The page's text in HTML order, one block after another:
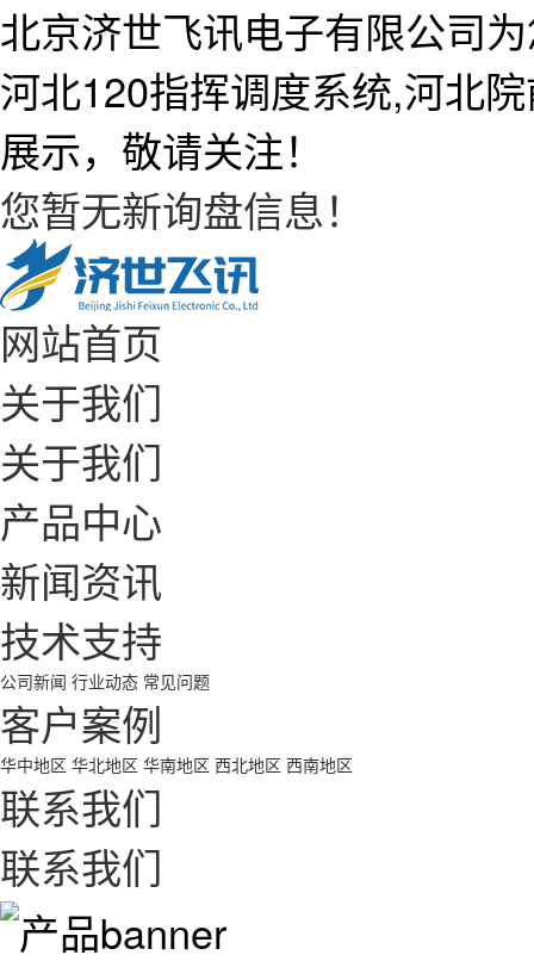
北京济世飞讯电子有限公司
河北120指挥调度系统,河北
展示，敬请关注！
您暂无新询盘信息！
网站首页
关于我们
关于我们
产品中心
新闻资讯
技术支持
公司新闻 行业动态 常见问题
客户案例
华中地区 华北地区 华南地区 西北地区 西南地区
联系我们
联系我们